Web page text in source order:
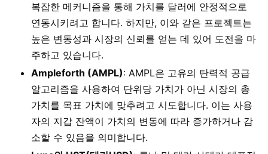
복잡한 메커니즘을 통해 가치를 달러에 안정적으로
연동시키려고 합니다. 하지만, 이와 같은 프로젝트는
높은 변동성과 시장의 신뢰를 얻는 데 있어 도전을 마
주하고 있습니다.
Ampleforth (AMPL): AMPL은 고유의 탄력적 공급
알고리즘을 사용하여 단위당 가치가 아닌 시장의 총
가치를 목표 가치에 맞추려고 시도합니다. 이는 사용
자의 지갑 잔액이 가치의 변동에 따라 증가하거나 감
소할 수 있음을 의미합니다.